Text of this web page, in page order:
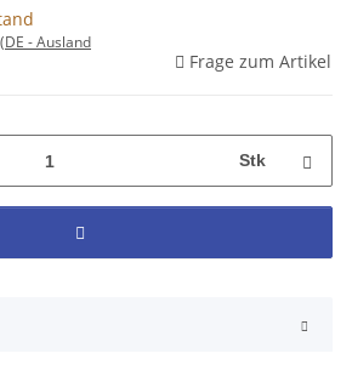
(DE - Ausland
Frage zum Artikel
Stk